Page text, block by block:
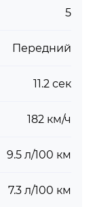
5
Передний
11.2 сек
182 км/ч
9.5 л/100 км
7.3 л/100 км